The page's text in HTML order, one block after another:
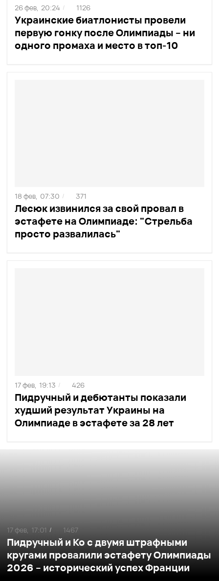
Украинские биатлонисты провели
первую гонку после Олимпиады – ни
одного промаха и место в топ-10
26 фев, 20:24 / 1126
Лесюк извинился за свой провал в
эстафете на Олимпиаде: "Стрельба
просто развалилась"
18 фев, 07:30 / 371
Пидручный и дебютанты показали
худший результат Украины на
Олимпиаде в эстафете за 28 лет
17 фев, 19:13 / 426
Пидручный и Ко с двумя штрафными
кругами провалили эстафету Олимпиады
2026 – исторический успех Франции
17 фев, 17:01 / 1467